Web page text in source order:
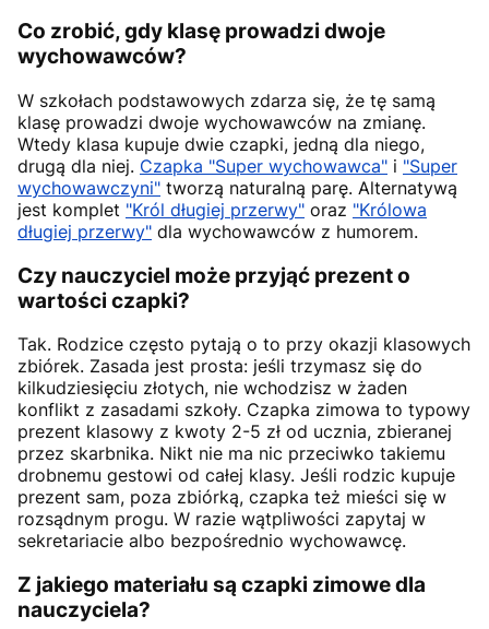
Co zrobić, gdy klasę prowadzi dwoje
wychowawców?
W szkołach podstawowych zdarza się, że tę samą
klasę prowadzi dwoje wychowawców na zmianę.
Wtedy klasa kupuje dwie czapki, jedną dla niego,
drugą dla niej. Czapka "Super wychowawca" i "Super
wychowawczyni" tworzą naturalną parę. Alternatywą
jest komplet "Król długiej przerwy" oraz "Królowa
długiej przerwy" dla wychowawców z humorem.
Czy nauczyciel może przyjąć prezent o
wartości czapki?
Tak. Rodzice często pytają o to przy okazji klasowych
zbiórek. Zasada jest prosta: jeśli trzymasz się do
kilkudziesięciu złotych, nie wchodzisz w żaden
konflikt z zasadami szkoły. Czapka zimowa to typowy
prezent klasowy z kwoty 2-5 zł od ucznia, zbieranej
przez skarbnika. Nikt nie ma nic przeciwko takiemu
drobnemu gestowi od całej klasy. Jeśli rodzic kupuje
prezent sam, poza zbiórką, czapka też mieści się w
rozsądnym progu. W razie wątpliwości zapytaj w
sekretariacie albo bezpośrednio wychowawcę.
Z jakiego materiału są czapki zimowe dla
nauczyciela?